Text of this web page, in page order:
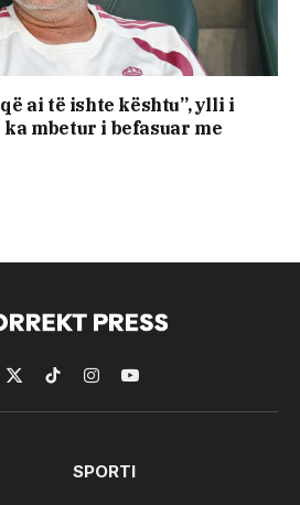
ai të ishte kështu”, ylli i
mbetur i befasuar me
X
(Twitter)
TikTokInstagramYouTube
SPORTI